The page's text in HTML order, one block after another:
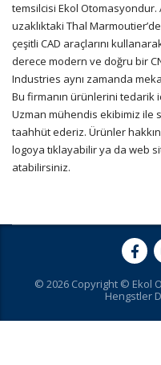
temsilcisi Ekol Otomasyondur.
uzaklıktaki Thal
çeşitli CAD araçlarını
derece modern ve doğru bir
Industries aynı zamanda
Bu firmanın ürünlerini tedarik
Uzman mühendis ekibimiz ile
taahhüt ederiz. Ürünler
logoya tıklayabilir ya da web
atabilirsiniz.
© 2026 Copyright © Ekol
Hengstler